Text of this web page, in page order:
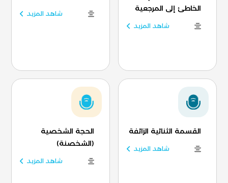
الخاطئ إلى المرجعية
شاهد المزيد
شاهد المزيد
القسمة الثنائية الزائفة
شاهد المزيد
الحجة الشخصية
(الشخصنة)
شاهد المزيد